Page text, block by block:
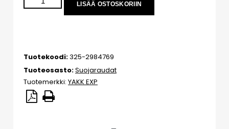
LISÄÄ OSTOSKORIIN
Tuotekoodi:325-2984769
Tuoteosasto:Suojaraudat
Tuotemerkki: YAKK EXP